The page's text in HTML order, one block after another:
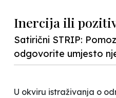
Inercija ili
Satirični STRIP:
odgovorite umjesto
U okviru istraživanja o